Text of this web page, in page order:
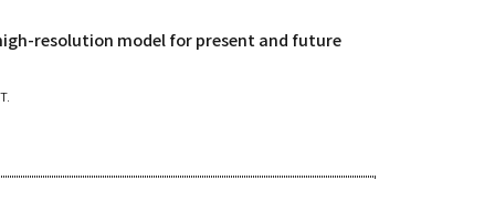
resolution model for present and future